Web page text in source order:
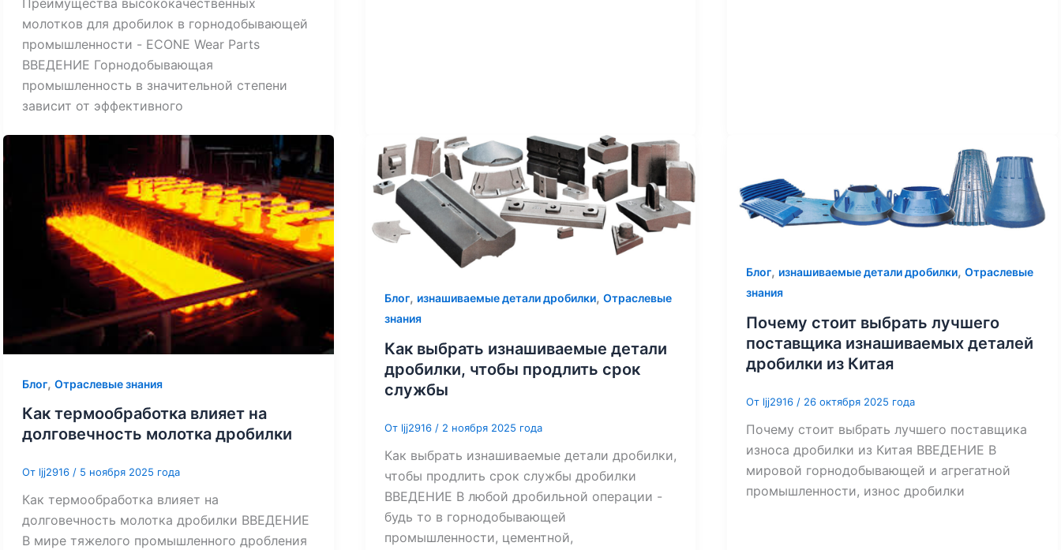
Преимущества высококачественных
молотков для дробилок в горнодобывающей
промышленности - ECONE Wear Parts
ВВЕДЕНИЕ Горнодобывающая
промышленность в значительной степени
зависит от эффективного
Блог, Отраслевые знания
Как термообработка влияет на
долговечность молотка дробилки
От ljj2916 / 5 ноября 2025 года
Как термообработка влияет на
долговечность молотка дробилки ВВЕДЕНИЕ
В мире тяжелого промышленного дробления
Блог, изнашиваемые детали дробилки, Отраслевые
знания
Как выбрать изнашиваемые детали
дробилки, чтобы продлить срок
службы
От ljj2916 / 2 ноября 2025 года
Как выбрать изнашиваемые детали дробилки,
чтобы продлить срок службы дробилки
ВВЕДЕНИЕ В любой дробильной операции -
будь то в горнодобывающей
промышленности, цементной,
Блог, изнашиваемые детали дробилки,Отраслевые
знания
Почему стоит выбрать лучшего
поставщика изнашиваемых деталей
дробилки из Китая
От ljj2916 / 26 октября 2025 года
Почему стоит выбрать лучшего поставщика
износа дробилки из Китая ВВЕДЕНИЕ В
мировой горнодобывающей и агрегатной
промышленности, износ дробилки